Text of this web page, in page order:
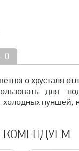
0
хрусталя
для
холодных пуншей,